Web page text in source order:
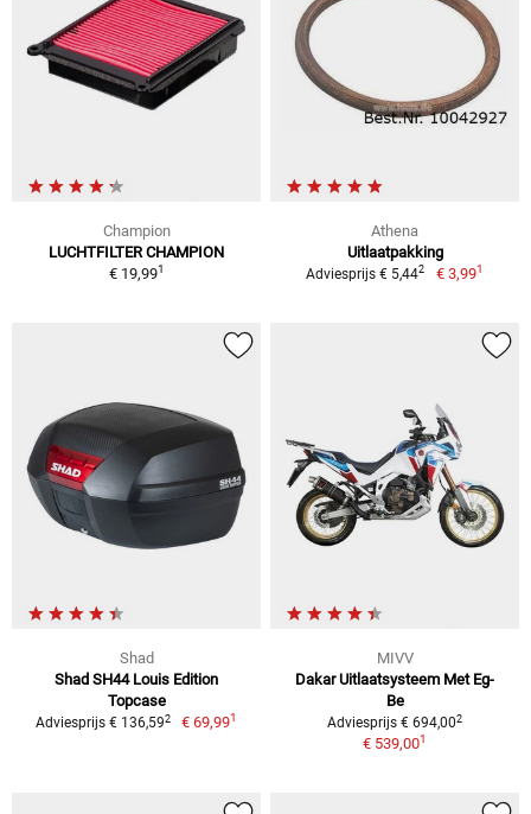
Champion
LUCHTFILTER CHAMPION
€ 19,991
Athena
Uitlaatpakking
Adviesprijs € 5,442 € 3,991
Shad
Shad SH44 Louis Edition
Topcase
Adviesprijs € 136,592 € 69,991
MIVV
Dakar Uitlaatsysteem Met Eg-
Be
Adviesprijs € 694,002
€ 539,001